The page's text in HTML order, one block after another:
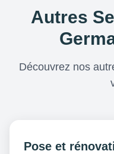
Autres
Découvrez nos
Pose et